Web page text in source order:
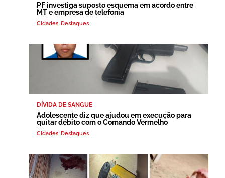
PF investiga suposto esquema em acordo entre
MT e empresa de telefonia
Cidades, Destaques
DÍVIDA DE SANGUE
Adolescente diz que ajudou em execução para
quitar débito com o Comando Vermelho
Cidades, Destaques